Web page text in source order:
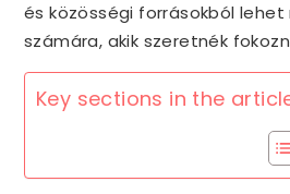
és közösségi forrásokból
számára, akik szeretnék
Key sections in the